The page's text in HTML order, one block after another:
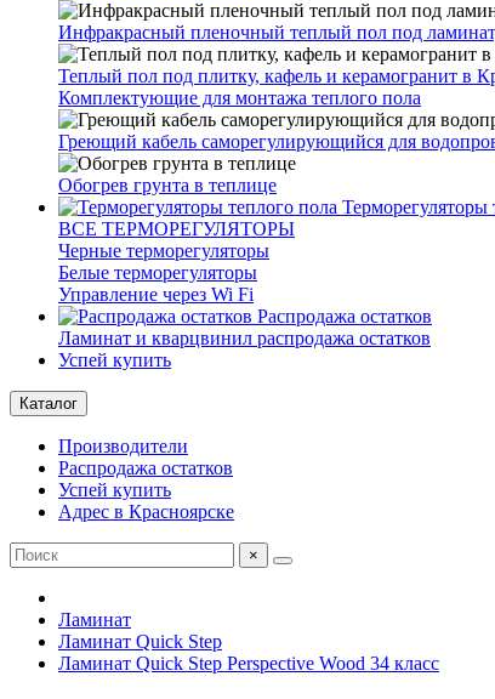
Инфракрасный пленочный теплый пол под
Теплый пол под плитку, кафель и керамогранит в
Комплектующие для монтажа теплого пола
Греющий кабель саморегулирующийся для
Обогрев грунта в теплице
Терморегуляторы
ВСЕ ТЕРМОРЕГУЛЯТОРЫ
Черные терморегуляторы
Белые терморегуляторы
Управление через Wi Fi
Распродажа остатков
Ламинат и кварцвинил распродажа остатков
Успей купить
Каталог
Производители
Распродажа остатков
Успей купить
Адрес в Красноярске
×
Ламинат
Ламинат Quick Step
Ламинат Quick Step Perspective Wood 34 класс